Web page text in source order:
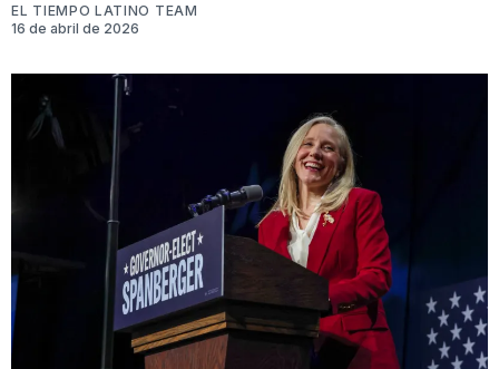
EL TIEMPO LATINO TEAM
16 de abril de 2026